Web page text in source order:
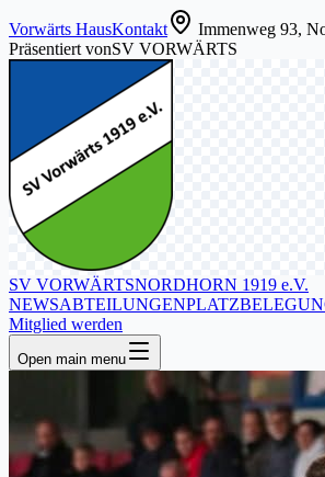
Vorwärts HausKontakt
Immenweg 93,
Präsentiert vonSV VORWÄRTS
SV VORWÄRTSNORDHORN 1919 e.V.
NEWSABTEILUNGEN
Mitglied werden
Open main menu